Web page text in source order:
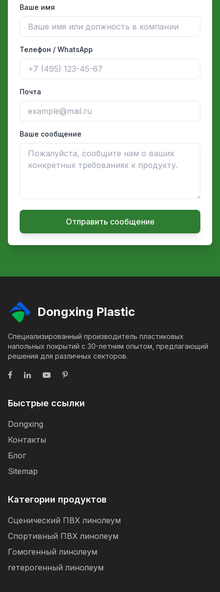
Ваше имя
Телефон / WhatsApp
Почта
Ваше сообщение
Отправить сообщение
Dongxing Plastic
Специализированный производитель пластиковых
напольных покрытий с 30-летним опытом, предлагающий
решения для различных секторов.
Быстрые ссылки
Dongxing
Контакты
Блог
Sitemap
Категории продуктов
Сценический ПВХ линолеум
Спортивный ПВХ линолеум
Гомогенный линолеум
гетерогенный линолеум